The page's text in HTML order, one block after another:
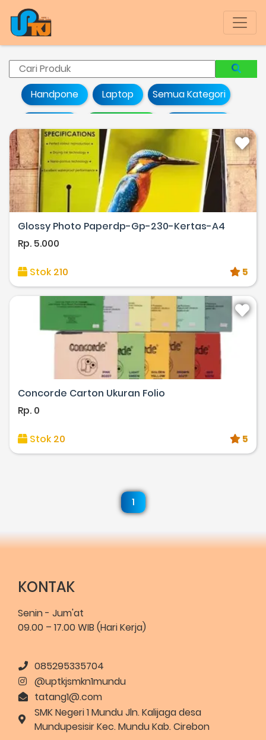
Semua Kategori
Laptop
Handpone
Kertas Kantor
Atribut Sekolah
Alat Kebersihan
Obat Ringan
Bahan Dan Perlengkapan Praktik
Minuman
Glossy Photo Paperdp-Gp-230-Kertas-A4
Rp. 5.000
Stok 210 5
Concorde Carton Ukuran Folio
Rp. 0
Stok 20 5
1
KONTAK
Senin - Jum'at
09.00 – 17.00 WIB (Hari Kerja)
085295335704
@uptkjsmkn1mundu
tatang1@.com
SMK Negeri 1 Mundu Jln. Kalijaga desa
Mundupesisir Kec. Mundu Kab. Cirebon